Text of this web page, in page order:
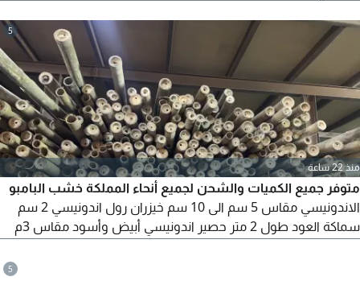
5
منذ 22 ساعة
متوفر جميع الكميات والشحن لجميع أنحاء المملكة خشب البامبو
الاندونيسي مقاس 5 سم الى 10 سم خيزران رول اندونيسي 2 سم
سماكة العود طول 2 متر حصير اندونيسي أبيض وأسود مقاس 3م
5